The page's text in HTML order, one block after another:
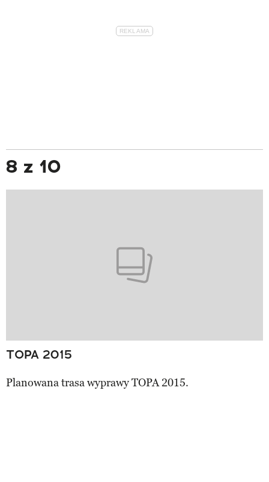
8 z 10
TOPA 2015
Planowana trasa wyprawy TOPA 2015.